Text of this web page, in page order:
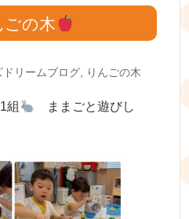
ごの木
ドリームブログ, りんごの木
組
ままごと遊びし